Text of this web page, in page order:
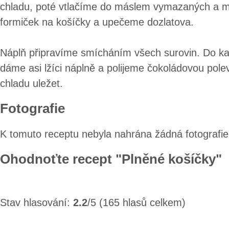
chladu, poté vtlačíme do máslem vymazaných a
formiček na košíčky a upečeme dozlatova.
Náplň připravíme smícháním všech surovin. Do
dáme asi lžíci náplně a polijeme čokoládovou
chladu uležet.
Fotografie
K tomuto receptu nebyla nahrána žádná
Ohodnoťte recept "Plněné košíčky"
Stav hlasování: 2.2/5 (165 hlasů celkem)